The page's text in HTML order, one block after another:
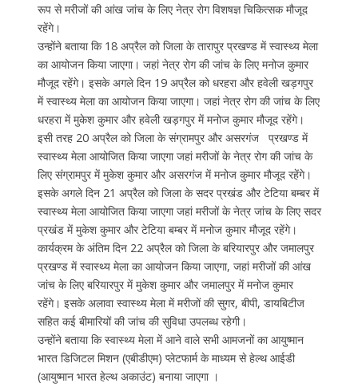
रूप से मरीजों की आंख जांच के लिए नेत्र रोग विशषज्ञ चिकित्सक मौजूद
रहेंगे।
उन्होंने बताया कि 18 अप्रैल को जिला के तारापुर प्रखण्ड में स्वास्थ्य मेला
का आयोजन किया जाएगा। जहां नेत्र रोग की जांच के लिए मनोज कुमार
मौजूद रहेंगे। इसके अगले दिन 19 अप्रैल को धरहरा और हवेली खड़गपुर
में स्वास्थ्य मेला का आयोजन किया जाएगा। जहां नेत्र रोग की जांच के लिए
धरहरा में मुकेश कुमार और हवेली खड़गपुर में मनोज कुमार मौजूद रहेंगे।
इसी तरह 20 अप्रैल को जिला के संग्रामपुर और असरगंज प्रखण्ड में
स्वास्थ्य मेला आयोजित किया जाएगा जहां मरीजों के नेत्र रोग की जांच के
लिए संग्रामपुर में मुकेश कुमार और असरगंज में मनोज कुमार मौजूद रहेंगे।
इसके अगले दिन 21 अप्रैल को जिला के सदर प्रखंड और टेटिया बम्बर में
स्वास्थ्य मेला आयोजित किया जाएगा जहां मरीजों के नेत्र जांच के लिए सदर
प्रखंड में मुकेश कुमार और टेटिया बम्बर में मनोज कुमार मौजूद रहेंगे।
कार्यक्रम के अंतिम दिन 22 अप्रैल को जिला के बरियारपुर और जमालपुर
प्रखण्ड में स्वास्थ्य मेला का आयोजन किया जाएगा, जहां मरीजों की आंख
जांच के लिए बरियारपुर में मुकेश कुमार और जमालपुर में मनोज कुमार
रहेंगे। इसके अलावा स्वास्थ्य मेला में मरीजों की सुगर, बीपी, डायबिटीज
सहित कई बीमारियों की जांच की सुविधा उपलब्ध रहेगी।
उन्होंने बताया कि स्वास्थ्य मेला में आने वाले सभी आमजनों का आयुष्मान
भारत डिजिटल मिशन (एबीडीएम) प्लेटफार्म के माध्यम से हेल्थ आईडी
(आयुष्मान भारत हेल्थ अकाउंट) बनाया जाएगा ।